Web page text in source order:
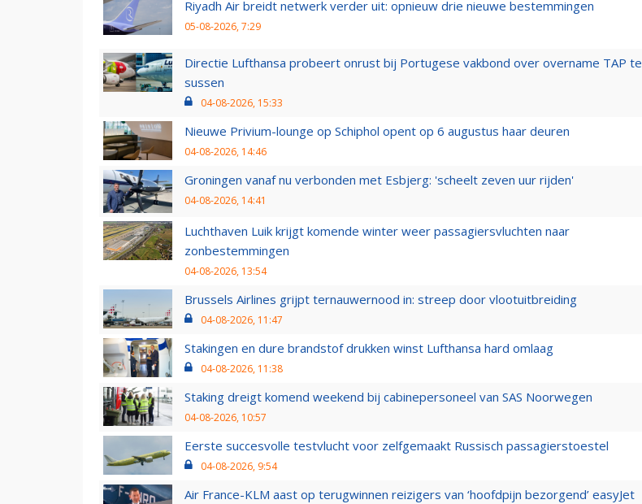
Riyadh Air breidt netwerk verder uit: opnieuw drie nieuwe bestemmingen
05-08-2026, 7:29
Directie Lufthansa probeert onrust bij Portugese vakbond over overname TAP te
sussen
04-08-2026, 15:33
Nieuwe Privium-lounge op Schiphol opent op 6 augustus haar deuren
04-08-2026, 14:46
Groningen vanaf nu verbonden met Esbjerg: 'scheelt zeven uur rijden'
04-08-2026, 14:41
Luchthaven Luik krijgt komende winter weer passagiersvluchten naar
zonbestemmingen
04-08-2026, 13:54
Brussels Airlines grijpt ternauwernood in: streep door vlootuitbreiding
04-08-2026, 11:47
Stakingen en dure brandstof drukken winst Lufthansa hard omlaag
04-08-2026, 11:38
Staking dreigt komend weekend bij cabinepersoneel van SAS Noorwegen
04-08-2026, 10:57
Eerste succesvolle testvlucht voor zelfgemaakt Russisch passagierstoestel
04-08-2026, 9:54
Air France-KLM aast op terugwinnen reizigers van ‘hoofdpijn bezorgend’ easyJet